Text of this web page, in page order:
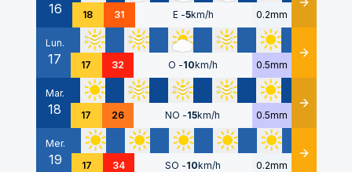
16 18 31 E -5km/h 0.2mm Détails
Lun.
17 17 32 O -10km/h 0.5mm Détails
Mar.
18 17 26 NO -15km/h 0.5mm Détails
Mer.
19 17 34 SO -10km/h 0.2mm Détails